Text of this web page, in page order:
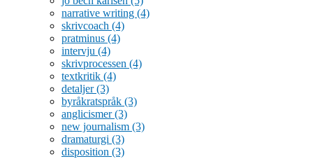
narrative writing (4)
skrivcoach (4)
pratminus (4)
intervju (4)
skrivprocessen (4)
textkritik (4)
detaljer(3)
byråkratspråk (3)
anglicismer(3)
new journalism (3)
dramaturgi (3)
disposition (3)